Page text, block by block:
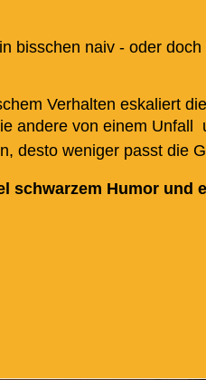
bisschen naiv - oder
Verhalten eskaliert
andere von einem Unfall
desto weniger passt die
schwarzem Humor und